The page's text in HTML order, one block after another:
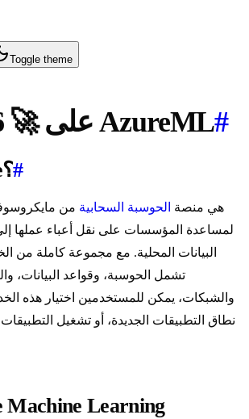
Toggle theme
YOLO26 🚀 على AzureML#
ما هي Azure؟#
هي منصة الحوسبة السحابية من
لمساعدة المؤسسات على نقل أعباء عملها
البيانات المحلية. مع مجموعة كاملة من
تشمل الحوسبة، وقواعد البيانات،
والشبكات، يمكن للمستخدمين اختيار هذه
نطاق التطبيقات الجديدة، أو تشغيل